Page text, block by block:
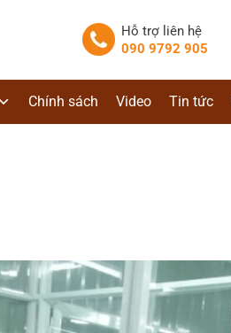
Hỗ trợ liên hệ
090 9792 905
Chính sách Video Tin tức